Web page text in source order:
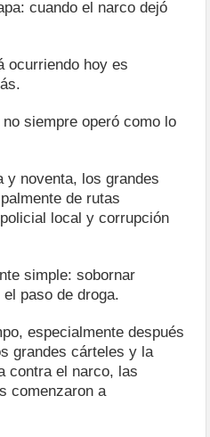
cuando el narco dejó
ocurriendo hoy es
siempre operó como lo
y noventa, los grandes
de rutas
local y corrupción
simple: sobornar
paso de droga.
especialmente después
grandes cárteles y la
contra el narco, las
comenzaron a